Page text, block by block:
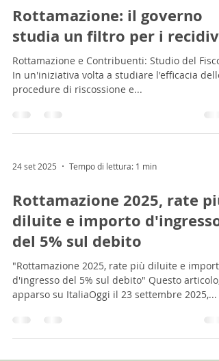
Rottamazione: il governo
studia un filtro per i recidivi
Rottamazione e Contribuenti: Studio del Fisco
In un'iniziativa volta a studiare l'efficacia delle
procedure di riscossione e...
24 set 2025 Tempo di lettura: 1 min
Rottamazione 2025, rate più
diluite e importo d'ingresso
del 5% sul debito
"Rottamazione 2025, rate più diluite e importo
d'ingresso del 5% sul debito" Questo articolo,
apparso su ItaliaOggi il 23 settembre 2025,...